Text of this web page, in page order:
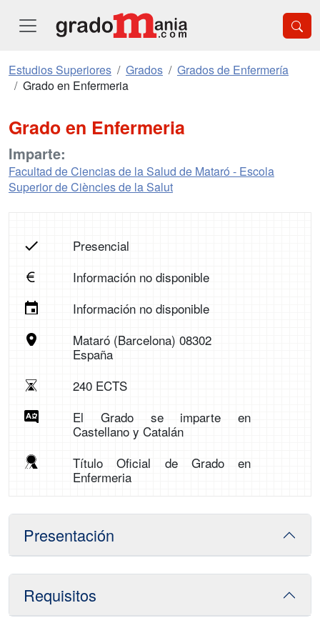
Estudios Superiores Grados
Grados de Enfermería
Grado en Enfermeria
Grado en Enfermeria
Imparte:
Facultad de Ciencias de la Salud de Mataró - Escola
Superior de Ciències de la Salut
Presencial
Información no disponible
Información no disponible
Mataró (Barcelona) 08302
España
240 ECTS
El Grado se imparte en
Castellano y Catalán
Título Oficial de Grado en
Enfermeria
Presentación
Requisitos